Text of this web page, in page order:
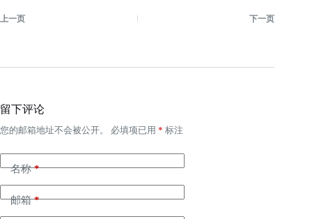
上一页 下一页
留下评论
您的邮箱地址不会被公开。 必填项已用 * 标注
名称*
邮箱*